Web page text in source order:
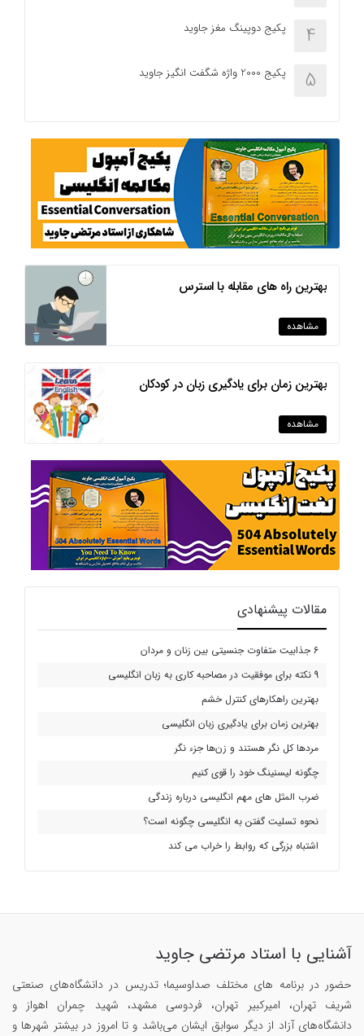
4
پکیج دوپینگ مغز جاوید
5 پکیج 2000 واژه شگفت انگیز جاوید
بهترین راه های مقابله با استرس
مشاهده
بهترین زمان برای یادگیری زبان در کودکان
مشاهده
مقالات پیشنهادی
6 جذابیت متفاوت جنسیتی بین زنان و مردان
9 نکته برای موفقیت در مصاحبه کاری به زبان انگلیسی
بهترین راهکارهای کنترل خشم
بهترین زمان برای یادگیری زبان انگلیسی
مردها کل نگر هستند و زن‌ها جزء نگر
چگونه لیسنینگ خود را قوی کنیم
ضرب المثل های مهم انگلیسی درباره زندگی
نحوه تسلیت گفتن به انگلیسی چگونه است؟
اشتباه بزرگی که روابط را خراب می کند
آشنایی با استاد مرتضی جاوید
حضور در برنامه های مختلف صداوسیما؛ تدریس در دانشگاه‌های صنعتی
شریف تهران، امیرکبیر تهران، فردوسی مشهد، شهید چمران اهواز و
دانشگاه‌های آزاد از دیگر سوابق ایشان می‌باشد و تا امروز در بیشتر شهرها و